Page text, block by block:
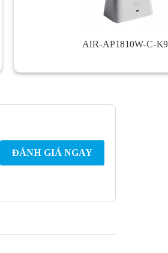
AIR-AP1810W-C-K9
ĐÁNH GIÁ NGAY